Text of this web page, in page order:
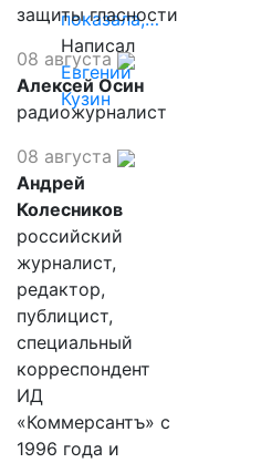
показала,…
Написал
Евгений
Кузин
защиты гласности
08 августа
Алексей Осин
радиожурналист
08 августа
Андрей
Колесников
российский
журналист,
редактор,
публицист,
специальный
корреспондент
ИД
«Коммерсантъ» с
1996 года и